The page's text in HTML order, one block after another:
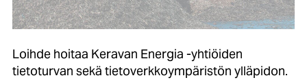
Loihde hoitaa Keravan Energia -yhtiöiden
tietoturvan sekä tietoverkkoympäristön ylläpidon.